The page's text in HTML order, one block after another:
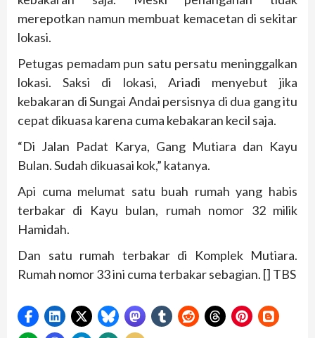
merepotkan namun membuat kemacetan di sekitar
lokasi.
Petugas pemadam pun satu persatu meninggalkan
lokasi. Saksi di lokasi, Ariadi menyebut jika
kebakaran di Sungai Andai persisnya di dua gang itu
cepat dikuasa karena cuma kebakaran kecil saja.
“Di Jalan Padat Karya, Gang Mutiara dan Kayu
Bulan. Sudah dikuasai kok,” katanya.
Api cuma melumat satu buah rumah yang habis
terbakar di Kayu bulan, rumah nomor 32 milik
Hamidah.
Dan satu rumah terbakar di Komplek Mutiara.
Rumah nomor 33 ini cuma terbakar sebagian. [] TBS